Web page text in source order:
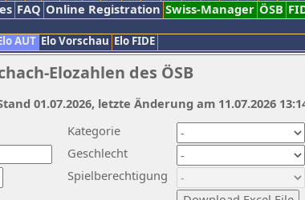
FAQ Online Registration Swiss-Manager ÖSB
AUT Elo Vorschau Elo FIDE
Elozahlen des ÖSB
Kategorie
Geschlecht
Spielberechtigung
01.07.2026, letzte Änderung am 11.07.2026